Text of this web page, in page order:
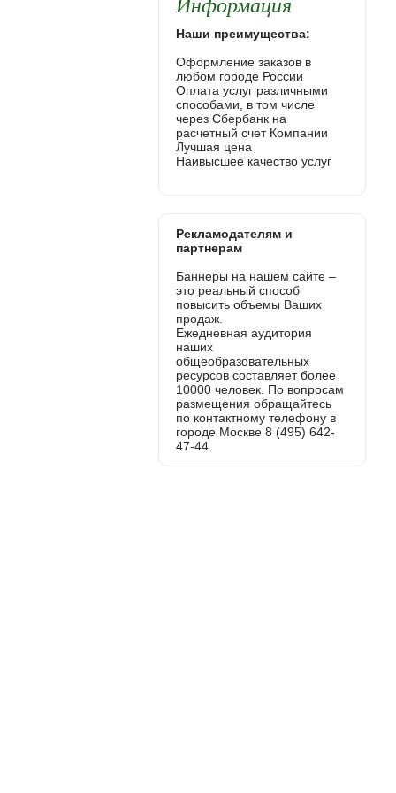
Наши преимущества:
Оформление заказов в
любом городе России
Оплата услуг различными
способами, в том числе
через Сбербанк на
расчетный счет Компании
Лучшая цена
Наивысшее качество услуг
Рекламодателям и
партнерам
Баннеры на нашем сайте –
это реальный способ
повысить объемы Ваших
продаж.
Ежедневная аудитория
наших
общеобразовательных
ресурсов составляет более
10000 человек. По вопросам
размещения обращайтесь
по контактному телефону в
городе Москве 8 (495) 642-
47-44